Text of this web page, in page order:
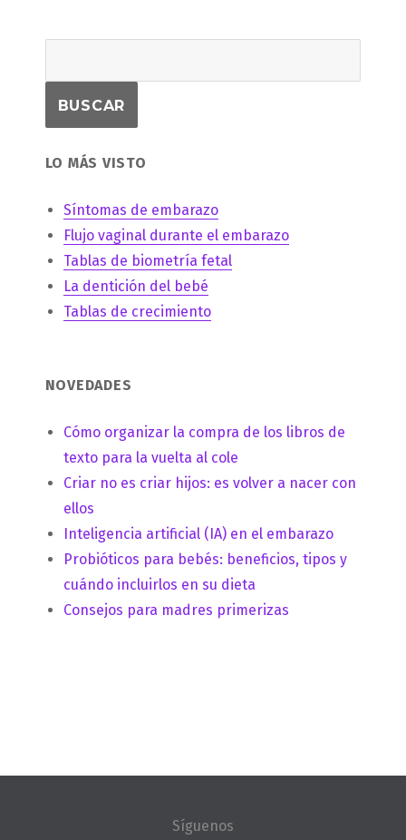
LO MÁS VISTO
Síntomas de embarazo
Flujo vaginal durante el embarazo
Tablas de biometría fetal
La dentición del bebé
Tablas de crecimiento
NOVEDADES
Cómo organizar la compra de los libros de
texto para la vuelta al cole
Criar no es criar hijos: es volver a nacer con
ellos
Inteligencia artificial (IA) en el embarazo
Probióticos para bebés: beneficios, tipos y
cuándo incluirlos en su dieta
Consejos para madres primerizas